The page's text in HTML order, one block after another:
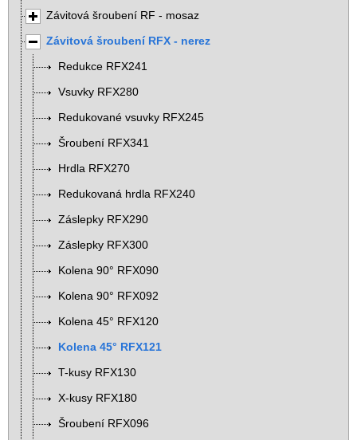
Závitová šroubení RF - mosaz
Závitová šroubení RFX - nerez
Redukce RFX241
Vsuvky RFX280
Redukované vsuvky RFX245
Šroubení RFX341
Hrdla RFX270
Redukovaná hrdla RFX240
Záslepky RFX290
Záslepky RFX300
Kolena 90° RFX090
Kolena 90° RFX092
Kolena 45° RFX120
Kolena 45° RFX121
T-kusy RFX130
X-kusy RFX180
Šroubení RFX096